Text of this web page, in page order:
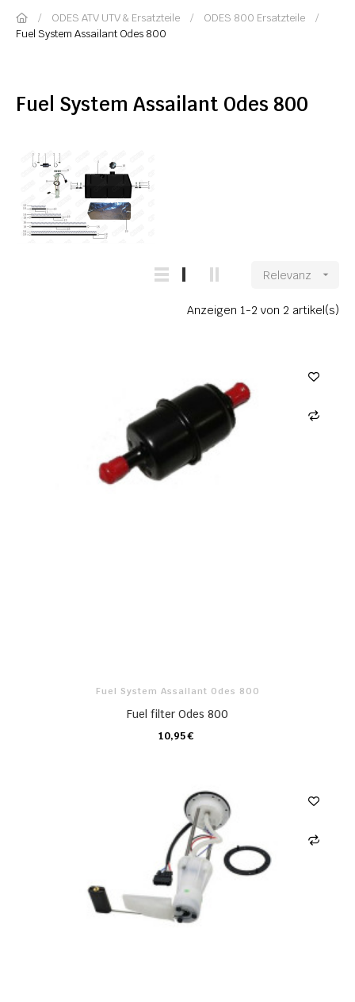
ODES ATV UTV & Ersatzteile
ODES 800 Ersatzteile
Fuel System Assailant Odes 800
Fuel System Assailant Odes 800
Relevanz 
Anzeigen 1-2 von 2 artikel(s)
Fuel System Assailant Odes 800
Fuel filter Odes 800
10,95 €
KARTE